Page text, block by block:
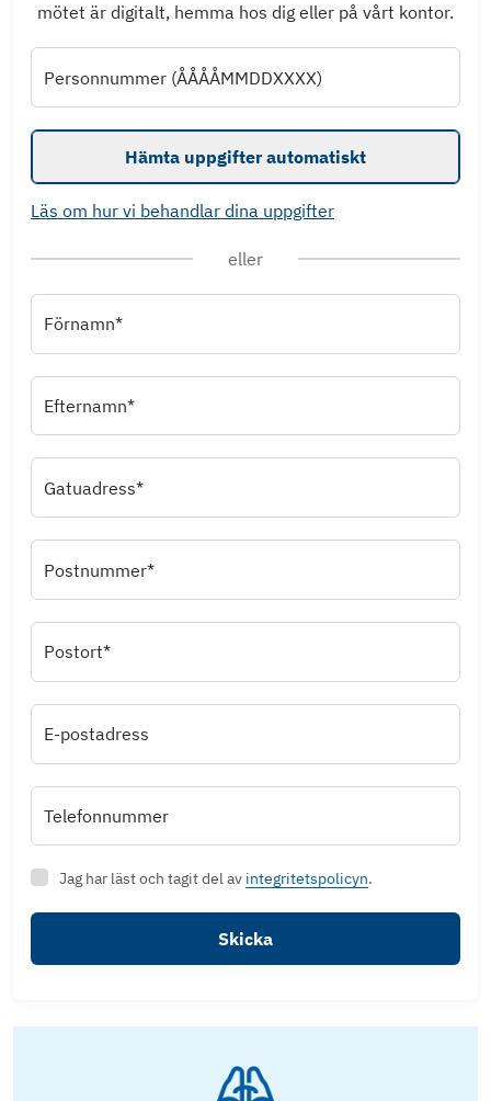
mötet är digitalt, hemma hos dig eller på vårt kontor.
Personnummer (ÅÅÅÅMMDDXXXX)
Hämta uppgifter automatiskt
Läs om hur vi behandlar dina uppgifter
eller
Förnamn*
Efternamn*
Gatuadress*
Postnummer*
Postort*
E-postadress
Telefonnummer
Jag har läst och tagit del av integritetspolicyn.
Skicka